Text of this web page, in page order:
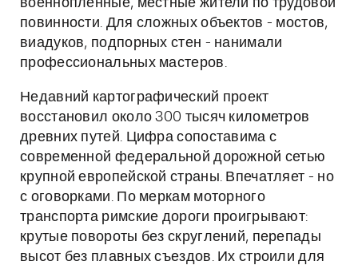
военнопленные, местные жители по трудовой
повинности. Для сложных объектов - мостов,
виадуков, подпорных стен - нанимали
профессиональных мастеров.
Недавний картографический проект
восстановил около 300 тысяч километров
древних путей. Цифра сопоставима с
современной федеральной дорожной сетью
крупной европейской страны. Впечатляет - но
с оговорками. По меркам моторного
транспорта римские дороги проигрывают:
крутые повороты без скруглений, перепады
высот без плавных съездов. Их строили для